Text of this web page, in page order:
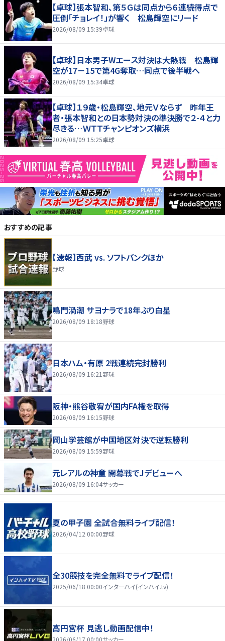
【卓球】張本智和、第５Ｇは同点から６連続得点で
圧倒「チョレイ！」が響く 松島輝空にリード
2026/08/09 15:39卓球
【卓球】日本男子Wエース対決は大熱戦 松島輝
空が17－15で第4G奪取…同点で後半戦へ
2026/08/09 15:34卓球
【卓球】１９歳・松島輝空、地元Ｖならず 昨年王
者・張本智和との日本勢対決の準決勝で２-４と力
尽きる…ＷＴＴチャンピオンズ横浜
2026/08/09 15:25卓球
おすすめの記事
【速報】西武 vs. ソフトバンクほか
野球
鳴門渦潮 サヨナラで18年ぶり白星
2026/08/09 18:18野球
日本ハム・有原 2戦連続完封勝利
2026/08/09 16:21 野球
阪神・熊谷敬宥が国内FA権を取得
2026/08/09 16:15野球
岡山学芸館が中国地区対決で逆転勝利
2026/08/09 15:59野球
元レアルの神童 開幕戦でJデビューへ
2026/08/09 16:04サッカー
夏の甲子園 全試合無料ライブ配信！
2026/04/12 00:00野球
全30競技を完全無料でライブ配信！
2025/06/18 00:00インターハイ(インハイ.tv)
高円宮杯 見逃し動画配信中！